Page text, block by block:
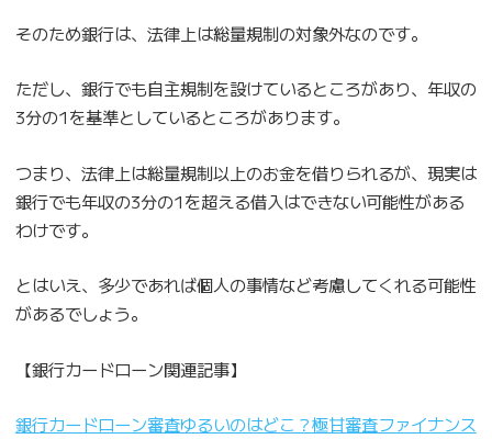
そのため銀行は、法律上は総量規制の対象外なのです。
ただし、銀行でも自主規制を設けているところがあり、年収の
3分の1を基準としているところがあります。
つまり、法律上は総量規制以上のお金を借りられるが、現実は
銀行でも年収の3分の1を超える借入はできない可能性がある
わけです。
とはいえ、多少であれば個人の事情など考慮してくれる可能性
があるでしょう。
【銀行カードローン関連記事】
銀行カードローン審査ゆるいのはどこ？極甘審査ファイナンス